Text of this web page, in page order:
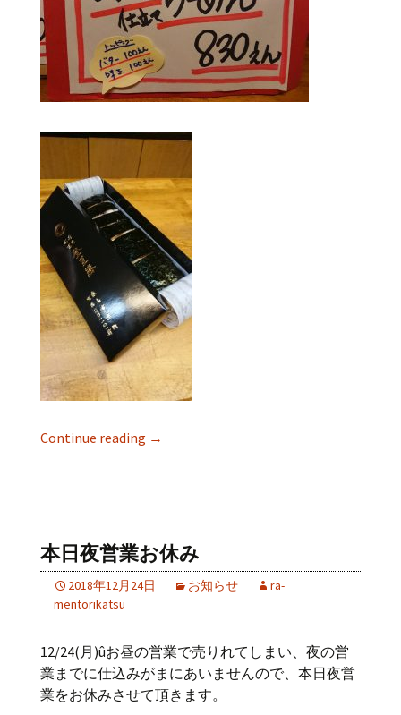
Continue reading →
本日夜営業お休み
2018年12月24日 お知らせ
ra-
mentorikatsu
12/24(月)ûお昼の営業で売りれてしまい、夜の営
業までに仕込みがまにあいませんので、本日夜営
業をお休みさせて頂きます。